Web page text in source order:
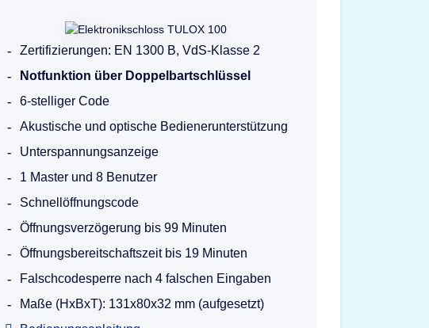
Zertifizierungen: EN 1300 B, VdS-Klasse 2
Notfunktion über Doppelbartschlüssel
6-stelliger Code
Akustische und optische Bedienerunterstützung
Unterspannungsanzeige
1 Master und 8 Benutzer
Schnellöffnungscode
Öffnungsverzögerung bis 99 Minuten
Öffnungsbereitschaftszeit bis 19 Minuten
Falschcodesperre nach 4 falschen Eingaben
Maße (HxBxT): 131x80x32 mm (aufgesetzt)